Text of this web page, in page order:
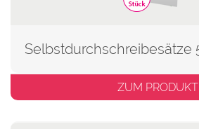
ZUM PRODUKT